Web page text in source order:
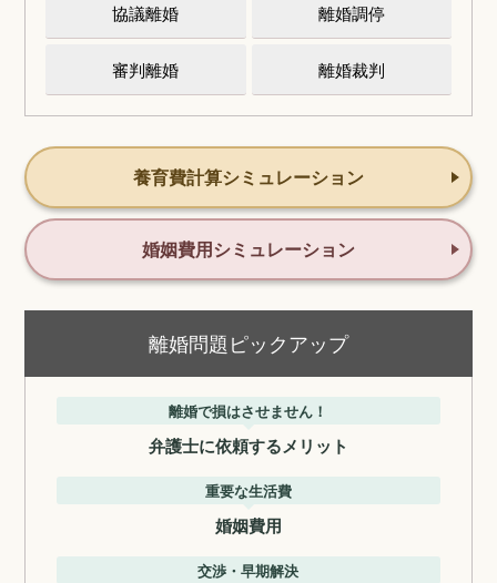
協議離婚 離婚調停
審判離婚 離婚裁判
養育費計算シミュレーション
婚姻費用シミュレーション
離婚問題ピックアップ
離婚で損はさせません！
弁護士に依頼するメリット
重要な生活費
婚姻費用
交渉・早期解決